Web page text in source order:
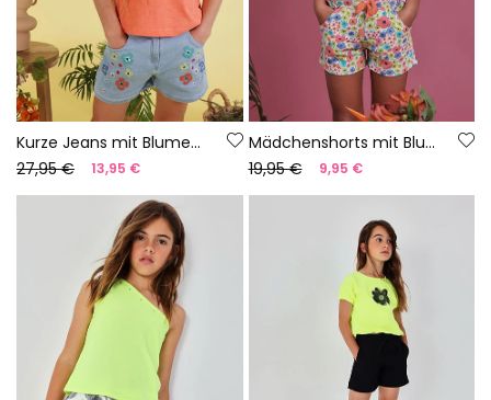
Kurze Jeans mit Blumenmuster
27,95 €
13,95 €
Mädchenshorts mit Blumenmuster
19,95 €
9,95 €